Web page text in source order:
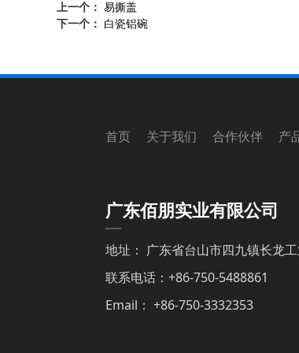
上一个： 易撕盖
下一个： 白瓷铝碗
首页 关于我们 合作伙伴 产
广东佰朋实业有限公司
地址： 广东省台山市四九镇长龙
联系电话：+86-750-5488861
Email： +86-750-3332353